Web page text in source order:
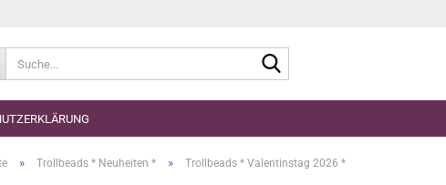
» Trollbeads * Neuheiten * » Trollbeads * Valentinstag 2026 *